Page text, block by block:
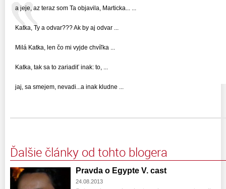
a jeje, az teraz som Ta objavila, Marticka... ...
Katka, Ty a odvar??? Ak by aj odvar ...
Milá Katka, len čo mi vyjde chvíľka ...
Katka, tak sa to zariadiť inak: to, ...
jaj, sa smejem, nevadi...a inak kludne ...
Ďalšie články od tohto blogera
Pravda o Egypte V. cast
24.08.2013